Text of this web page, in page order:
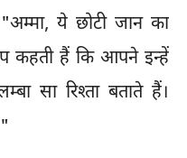
ये छोटी जान का
कहती हैं कि आपने इन्हें
सा रिश्ता बताते हैं।